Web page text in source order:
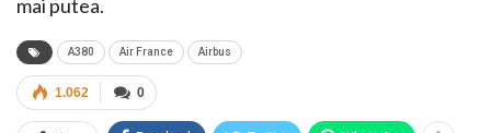
mai putea.
A380 Air France Airbus
0
1.062